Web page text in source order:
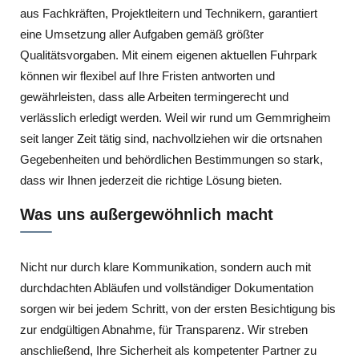
aus Fachkräften, Projektleitern und Technikern, garantiert
eine Umsetzung aller Aufgaben gemäß größter
Qualitätsvorgaben. Mit einem eigenen aktuellen Fuhrpark
können wir flexibel auf Ihre Fristen antworten und
gewährleisten, dass alle Arbeiten termingerecht und
verlässlich erledigt werden. Weil wir rund um Gemmrigheim
seit langer Zeit tätig sind, nachvollziehen wir die ortsnahen
Gegebenheiten und behördlichen Bestimmungen so stark,
dass wir Ihnen jederzeit die richtige Lösung bieten.
Was uns außergewöhnlich macht
Nicht nur durch klare Kommunikation, sondern auch mit
durchdachten Abläufen und vollständiger Dokumentation
sorgen wir bei jedem Schritt, von der ersten Besichtigung bis
zur endgültigen Abnahme, für Transparenz. Wir streben
anschließend, Ihre Sicherheit als kompetenter Partner zu